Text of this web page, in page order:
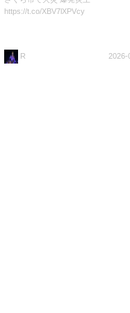
https://t.co/XBV7lXPVcy
R 2026-